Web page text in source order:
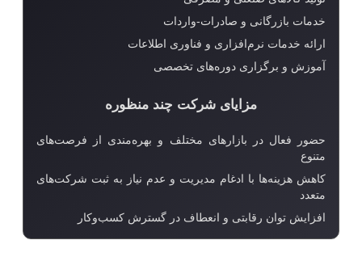
خدمات بازرگانی و صادرات-واردات
ارائه خدمات نرم‌افزاری و فناوری اطلاعات
آموزش و برگزاری دوره‌های تخصصی
مزایای شرکت چند منظوره
حضور فعال در بازارهای مختلف و بهره‌مندی از فرصت‌های
متنوع
کاهش هزینه‌ها با ادغام مدیریت و عدم نیاز به ثبت شرکت‌های
متعدد
افزایش توان رقابتی و انعطاف در گسترش کسب‌وکار